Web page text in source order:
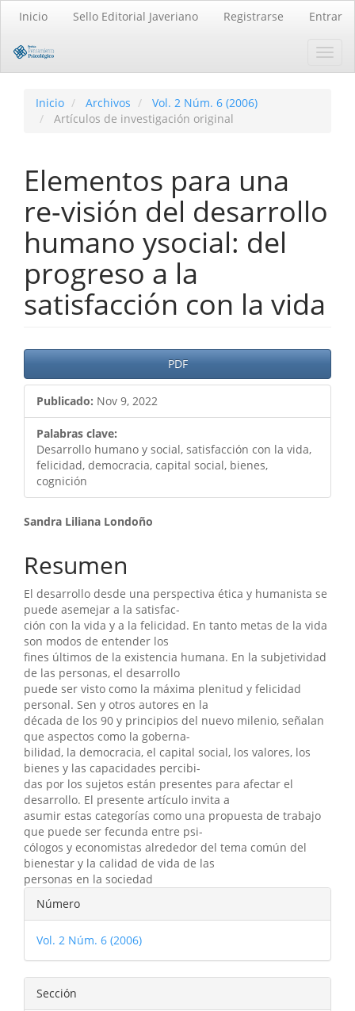
principal
principal
Barra
Inicio Sello Editorial Javeriano Registrarse Entrar
Inicio Archivos
Vol. 2 Núm. 6 (2006)
Artículos de investigación original
Elementos para una
re-visión del desarrollo
humano ysocial: del
progreso a la
satisfacción con la vida
Barra
lateral
del
artículo
PDF
Publicado: Nov 9, 2022
Palabras clave:
Desarrollo humano y social, satisfacción con la vida,
felicidad, democracia, capital social, bienes,
cognición
Contenido
principal
del
artículo
Sandra Liliana Londoño
Resumen
El desarrollo desde una perspectiva ética y humanista se
puede asemejar a la satisfac-
ción con la vida y a la felicidad. En tanto metas de la vida
son modos de entender los
fines últimos de la existencia humana. En la subjetividad
de las personas, el desarrollo
puede ser visto como la máxima plenitud y felicidad
personal. Sen y otros autores en la
década de los 90 y principios del nuevo milenio, señalan
que aspectos como la goberna-
bilidad, la democracia, el capital social, los valores, los
bienes y las capacidades percibi-
das por los sujetos están presentes para afectar el
desarrollo. El presente artículo invita a
asumir estas categorías como una propuesta de trabajo
que puede ser fecunda entre psi-
cólogos y economistas alrededor del tema común del
bienestar y la calidad de vida de las
personas en la sociedad
Detalles
del
artículo
Número
Vol. 2 Núm. 6 (2006)
Sección